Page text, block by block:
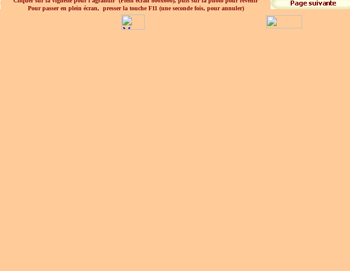
Pour passer en plein écran, presser la touche F11 (une seconde fois, pour annuler)